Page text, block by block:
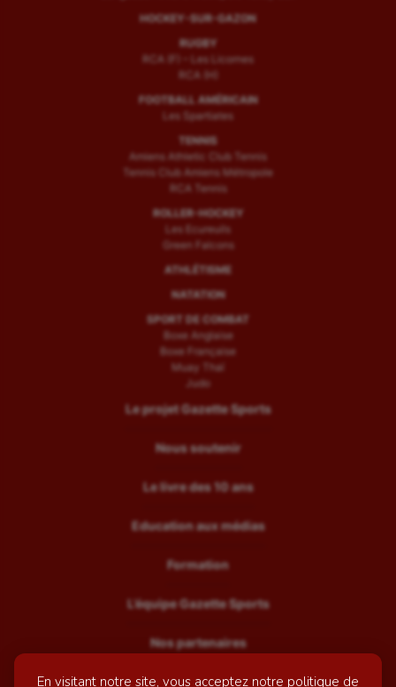
En visitant notre site, vous acceptez notre politique de
HOCKEY-SUR-GAZON
RUGBY
RCA (F) – Les Licornes
RCA (H)
FOOTBALL AMÉRICAIN
Les Spartiates
TENNIS
Amiens Athletic Club Tennis
Tennis Club Amiens Métropole
RCA Tennis
ROLLER-HOCKEY
Les Ecureuils
Green Falcons
ATHLÉTISME
NATATION
SPORT DE COMBAT
Boxe Anglaise
Boxe Française
Muay Thaï
Judo
Le projet Gazette Sports
Nous soutenir
Le livre des 10 ans
Education aux médias
Formation
L’équipe Gazette Sports
Nos partenaires
Recrutement